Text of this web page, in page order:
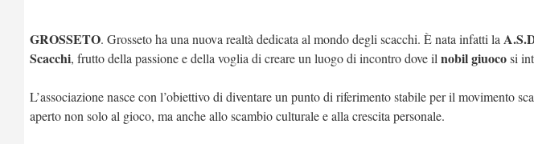
GROSSETO. Grosseto ha una nuova realtà dedicata al mondo degli scacchi. È nata infatti la
Scacchi, frutto della passione e della voglia di creare un luogo di incontro dove il nobil giuocosi
L’associazione nasce con l’obiettivo di diventare un punto di riferimento stabile per il movimento
aperto non solo al gioco, ma anche allo scambio culturale e alla crescita personale.